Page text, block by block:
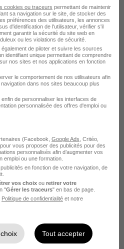
incendie
sécurité
de nuit dans
Ambérieu-en-Bugey
Plateau d'Hauteville
de Surveillant de nuit
cookies ou traceurs permettant de maintenir
sa navigation sur le site, de stocker des
préférences des utilisateurs, les annonces
d'identification de l'utilisateur, vérifier s'il
garantir la sécurité du site web en
ou les violations de sécurité.
de piloter et suivre les sources
identifiant unique permettant de comprendre
nos sites et nos applications en fonction
le comportement de nos utilisateurs afin
dans nos sites beaucoup plus
de personnaliser les interfaces de
personnalisée des offres d'emploi ou
(Facebook, Google Ads , Critéo,
vous proposer des publicités pour des
personnalisés afin d’augmenter vos
emploi ou une formation.
en fonction de votre navigation, de
vos choix ou retirer votre
"Gérer les traceurs" en bas de page.
Politique de confidentialité et notre
Tout accepter